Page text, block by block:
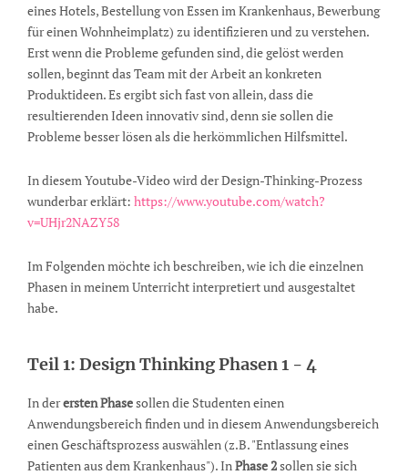
eines Hotels, Bestellung von Essen im Krankenhaus, Bewerbung
für einen Wohnheimplatz) zu identifizieren und zu verstehen.
Erst wenn die Probleme gefunden sind, die gelöst werden
sollen, beginnt das Team mit der Arbeit an konkreten
Produktideen. Es ergibt sich fast von allein, dass die
resultierenden Ideen innovativ sind, denn sie sollen die
Probleme besser lösen als die herkömmlichen Hilfsmittel.
In diesem Youtube-Video wird der Design-Thinking-Prozess
wunderbar erklärt: https://www.youtube.com/watch?
v=UHjr2NAZY58
Im Folgenden möchte ich beschreiben, wie ich die einzelnen
Phasen in meinem Unterricht interpretiert und ausgestaltet
habe.
Teil 1: Design Thinking Phasen 1 - 4
In derersten Phasesollen die Studenten einen
Anwendungsbereich finden und in diesem Anwendungsbereich
einen Geschäftsprozess auswählen (z.B. "Entlassung eines
Patienten aus dem Krankenhaus"). InPhase 2sollen sie sich